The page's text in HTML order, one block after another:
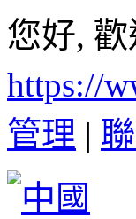
您好,
https://
管理 |